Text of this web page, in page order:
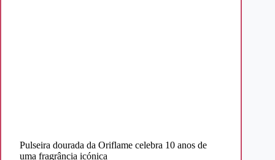
Pulseira dourada da Oriflame celebra 10 anos de
uma fragrância icónica